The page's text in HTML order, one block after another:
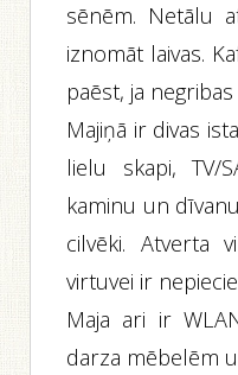
sēnēm. Netālu
iznomāt laivas.
paēst, ja negribas
Majiņā ir divas
lielu skapi, TV/
kaminu un
cilvēki. Atverta
virtuvei ir
Maja ari ir
darza mēbelēm